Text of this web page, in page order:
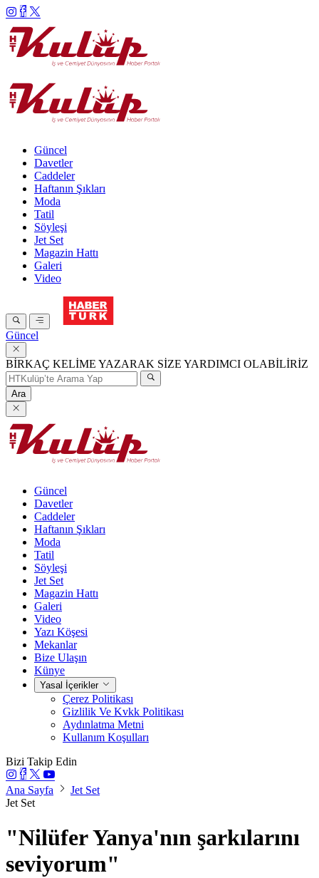
Güncel
Davetler
Caddeler
Haftanın Şıkları
Moda
Tatil
Söyleşi
Jet Set
Magazin Hattı
Galeri
Video
Güncel
BİRKAÇ KELİME YAZARAK SİZE YARDIMCI OLABİLİRİZ
Ara
Güncel
Davetler
Caddeler
Haftanın Şıkları
Moda
Tatil
Söyleşi
Jet Set
Magazin Hattı
Galeri
Video
Yazı Köşesi
Mekanlar
Bize Ulaşın
Künye
Yasal İçerikler
Çerez Politikası
Gizlilik Ve Kvkk Politikası
Aydınlatma Metni
Kullanım Koşulları
Bizi Takip Edin
Ana Sayfa
Jet Set
Jet Set
"Nilüfer Yanya'nın şarkılarını
seviyorum"